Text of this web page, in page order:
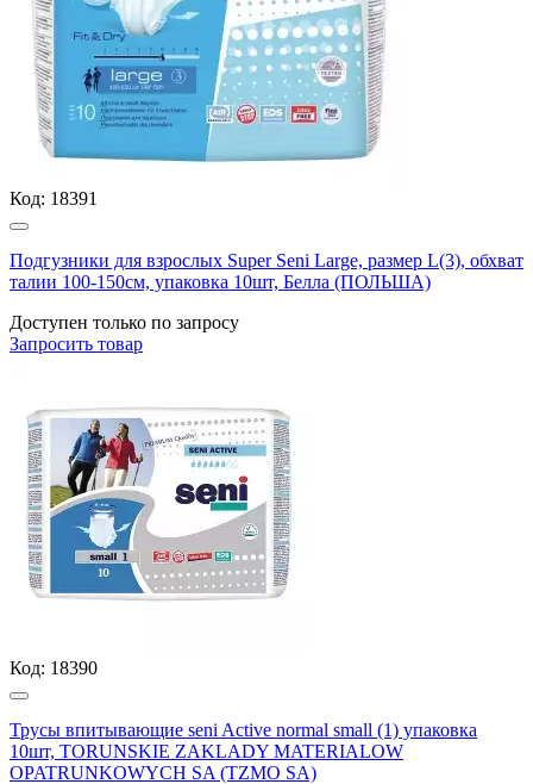
Код: 18391
Подгузники для взрослых Super Seni Large, размер L(3), обхват
талии 100-150см, упаковка 10шт, Белла (ПОЛЬША)
Доступен только по запросу
Запросить товар
Код: 18390
Трусы впитывающие seni Active normal small (1) упаковка
10шт, TORUNSKIE ZAKLADY MATERIALOW
OPATRUNKOWYCH SA (TZMO SA)